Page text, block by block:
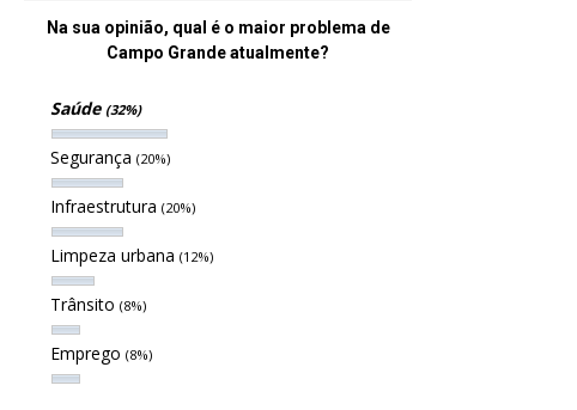
Na sua opinião, qual é o maior problema de
Campo Grande atualmente?
Saúde (32%)
Segurança (20%)
Infraestrutura (20%)
Limpeza urbana (12%)
Trânsito (8%)
Emprego (8%)